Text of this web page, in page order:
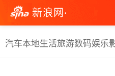
新浪网·
汽车本地生活旅游数码娱乐